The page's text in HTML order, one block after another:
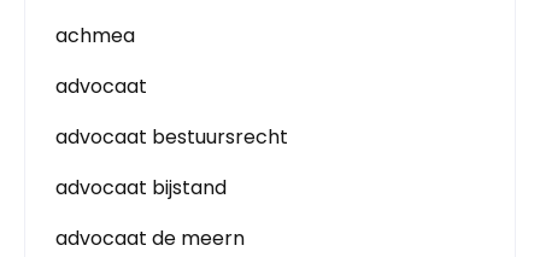
achmea
advocaat
advocaat bestuursrecht
advocaat bijstand
advocaat de meern